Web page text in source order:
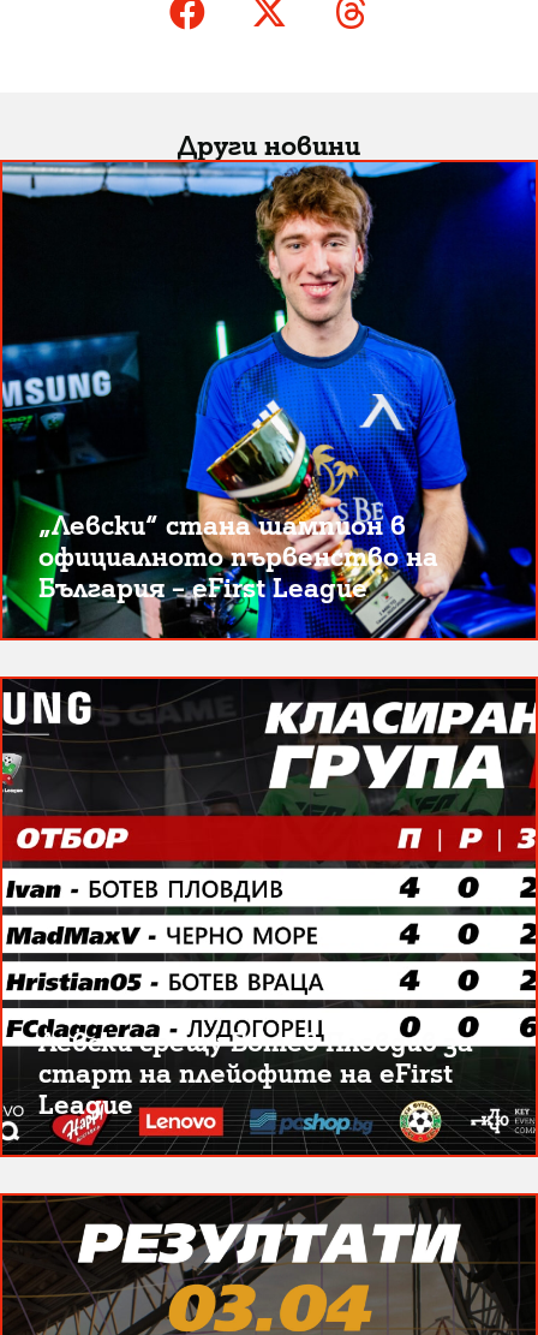
Други новини
„Левски“ стана шампион в
официалното първенство на
България – eFirst League
Левски срещу Ботев Пловдив за
старт на плейофите на eFirst
League